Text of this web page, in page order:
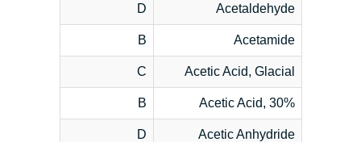
Acetaldehyde
D
Acetamide
B
Acetic Acid, Glacial
C
Acetic Acid, 30%
B
Acetic Anhydride
D